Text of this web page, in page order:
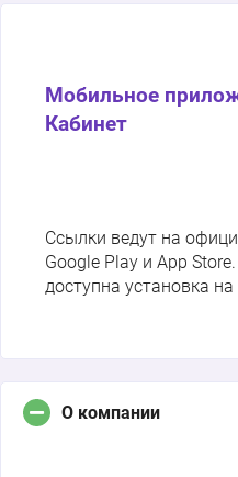
Мобильное
Кабинет
Ссылки ведут на
Google Play и App
доступна установка
О компании